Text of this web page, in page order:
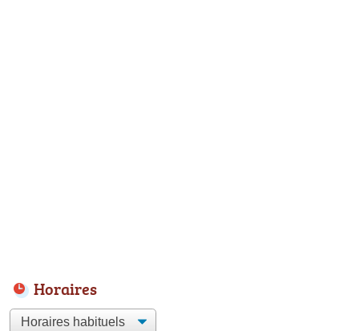
Horaires